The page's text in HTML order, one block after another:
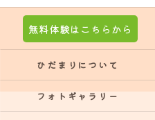
無料体験はこちらから
ひだまりについて
フォトギャラリー